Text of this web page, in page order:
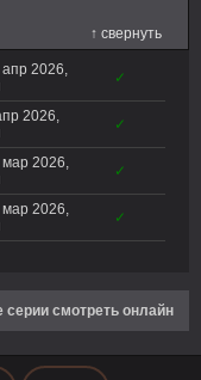
↑ свернуть
апр 2026,
✓
2026,
✓
мар 2026,
✓
мар 2026,
✓
смотреть онлайн